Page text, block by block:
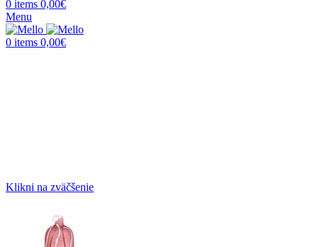
0 items 0,00€
Menu
0 items 0,00€
Klikni na zväčšenie